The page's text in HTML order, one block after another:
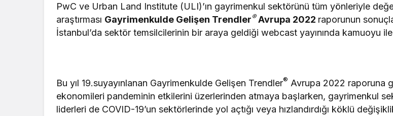
PwC ve Urban Land Institute (ULI)’ın gayrimenkul sektörünü tüm yönleriyle
araştırması Gayrimenkulde Gelişen Trendler®Avrupa 2022 raporunun
İstanbul’da sektör temsilcilerinin bir araya geldiği webcast yayınında kamuoyu ile
Bu yıl 19.suyayınlanan Gayrimenkulde Gelişen Trendler® Avrupa 2022 raporuna
ekonomileri pandeminin etkilerini üzerlerinden atmaya başlarken, gayrimenkul
liderleri de COVID-19’un sektörlerinde yol açtığı veya hızlandırdığı köklü